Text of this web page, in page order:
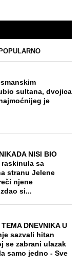
POPULARNO
sultana, dvojica
je
NISI BIO
raskinula sa
stranu Jelene
njene
si...
DNEVNIKA U
sazvali hitan
se zabrani ulazak
samo jedno - Sve